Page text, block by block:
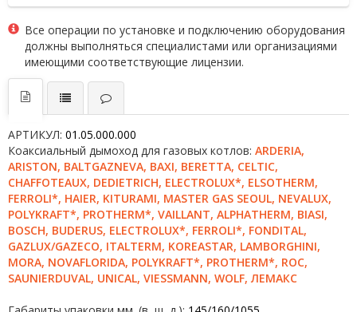
Все операции по установке и подключению оборудования
должны выполняться специалистами или организациями
имеющими соответствующие лицензии.
АРТИКУЛ: 01.05.000.000
Коаксиальный дымоход для газовых котлов: ARDERIA,
ARISTON, BALTGAZNEVA, BAXI, BERETTA, CELTIC,
CHAFFOTEAUX, DEDIETRICH, ELECTROLUX*, ELSOTHERM,
FERROLI*, HAIER, KITURAMI, MASTER GAS SEOUL, NEVALUX,
POLYKRAFT*, PROTHERM*, VAILLANT, ALPHATHERM, BIASI,
BOSCH, BUDERUS, ELECTROLUX*, FERROLI*, FONDITAL,
GAZLUX/GAZECO, ITALTERM, KOREASTAR, LAMBORGHINI,
MORA, NOVAFLORIDA, POLYKRAFT*, PROTHERM*, ROC,
SAUNIERDUVAL, UNICAL, VIESSMANN, WOLF, ЛЕМАКС